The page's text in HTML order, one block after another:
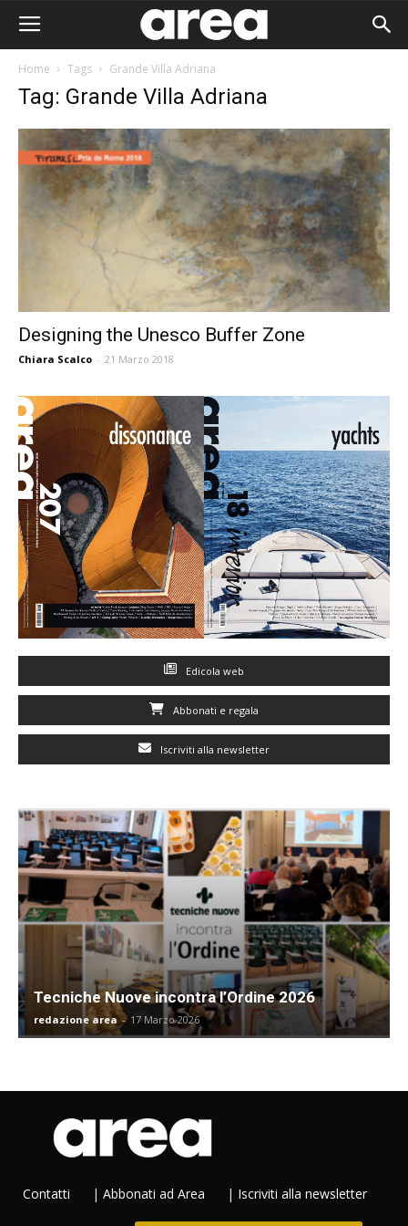
Home Tags Grande Villa Adriana
Tag: Grande Villa Adriana
Designing the Unesco Buffer Zone
Chiara Scalco - 21 Marzo 2018
Edicola web
Abbonati e regala
Iscriviti alla newsletter
Tecniche Nuove incontra l’Ordine 2026
redazione area - 17 Marzo 2026
Contatti | Abbonati ad Area | Iscriviti alla newsletter